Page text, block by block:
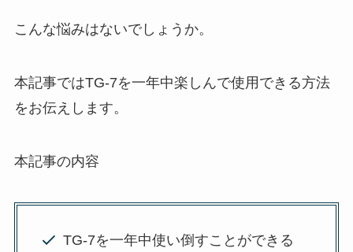
こんな悩みはないでしょうか。
本記事ではTG-7を一年中楽しんで使用できる方法
をお伝えします。
本記事の内容
TG-7を一年中使い倒すことができる